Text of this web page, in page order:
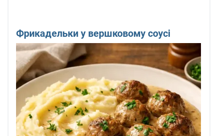
Фрикадельки у вершковому соусі